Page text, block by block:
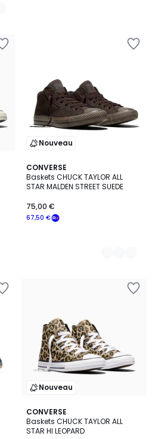
Nouveau
CONVERSE
Baskets CHUCK TAYLOR ALL
STAR MALDEN STREET SUEDE
67,50 €
75,00 €
2
Couleurs
Nouveau
CONVERSE
Baskets CHUCK TAYLOR ALL
STAR HI LEOPARD